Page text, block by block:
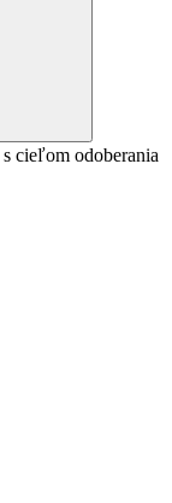
s cieľom odoberania